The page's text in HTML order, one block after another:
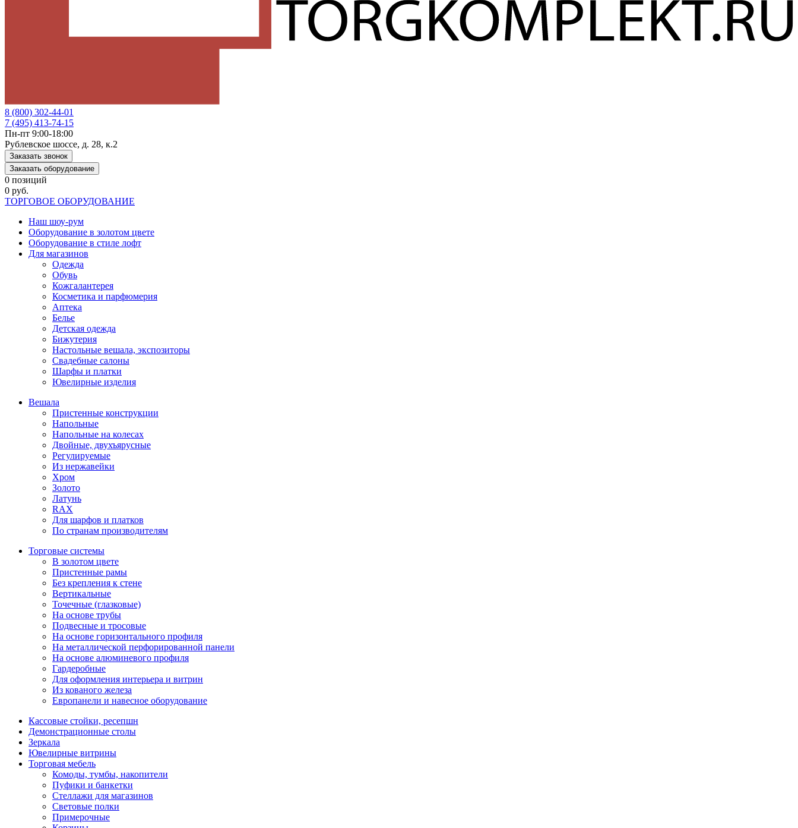
8 (800) 302-44-01
7 (495) 413-74-15
Пн-пт 9:00-18:00
Рублевское шоссе, д. 28, к.2
Заказать звонок
Заказать оборудование
0 позиций
0 руб.
ТОРГОВОЕ ОБОРУДОВАНИЕ
Наш шоу-рум
Оборудование в золотом цвете
Оборудование в стиле лофт
Для магазинов
Одежда
Обувь
Кожгалантерея
Косметика и парфюмерия
Аптека
Белье
Детская одежда
Бижутерия
Настольные вешала, экспозиторы
Свадебные салоны
Шарфы и платки
Ювелирные изделия
Вешала
Пристенные конструкции
Напольные
Напольные на колесах
Двойные, двухъярусные
Регулируемые
Из нержавейки
Хром
Золото
Латунь
RAX
Для шарфов и платков
По странам производителям
Торговые системы
В золотом цвете
Пристенные рамы
Без крепления к стене
Вертикальные
Точечные (глазковые)
На основе трубы
Подвесные и тросовые
На основе горизонтального профиля
На металлической перфорированной панели
На основе алюминевого профиля
Гардеробные
Для оформления интерьера и витрин
Из кованого железа
Европанели и навесное оборудование
Кассовые стойки, ресепшн
Демонстрационные столы
Зеркала
Ювелирные витрины
Торговая мебель
Комоды, тумбы, накопители
Пуфики и банкетки
Стеллажи для магазинов
Световые полки
Примерочные